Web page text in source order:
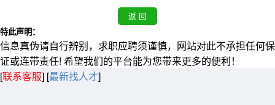
特此声明：
信息真伪请自行辨别，求职应聘须谨慎，网站对此不承担任何保
证或连带责任! 希望我们的平台能为您带来更多的便利！
[联系客服] [最新找人才]